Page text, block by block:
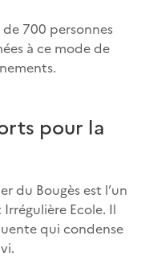
700 personnes
à ce mode de
pour la
du Bougès est l’un
Ecole. Il
qui condense